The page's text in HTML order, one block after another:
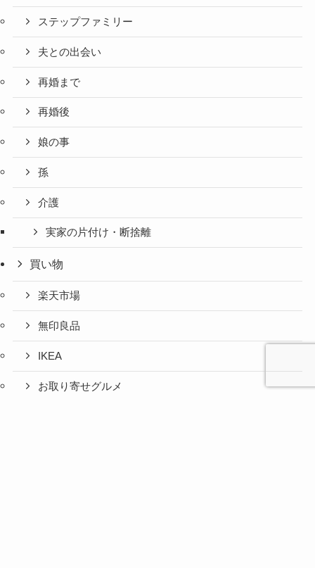
ステップファミリー
夫との出会い
再婚まで
再婚後
娘の事
孫
介護
実家の片付け・断捨離
買い物
楽天市場
無印良品
IKEA
お取り寄せグルメ